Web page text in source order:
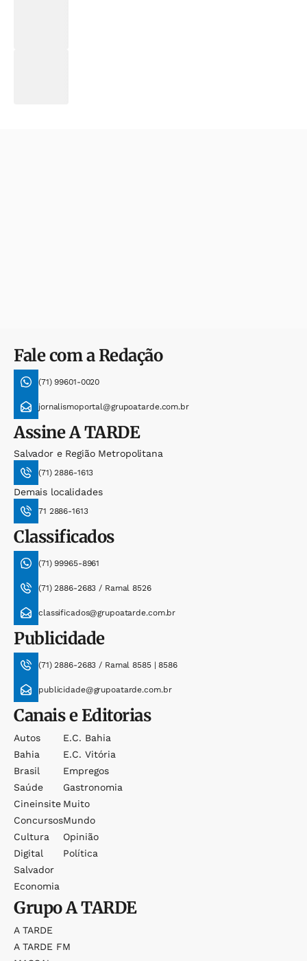
Fale com a Redação
(71) 99601-0020
jornalismoportal@grupoatarde.com.br
AssineA TARDE
Salvador e Região Metropolitana
(71) 2886-1613
Demais localidades
71 2886-1613
Classificados
(71) 99965-8961
(71) 2886-2683 / Ramal 8526
classificados@grupoatarde.com.br
Publicidade
(71) 2886-2683 / Ramal 8585 | 8586
publicidade@grupoatarde.com.br
Canais e Editorias
Autos
Bahia
Brasil
Saúde
Cineinsite
Concursos
Cultura
Digital
Salvador
Economia
E.c. Bahia
E.c. Vitória
Empregos
Gastronomia
Muito
Mundo
Opinião
Política
GrupoA TARDE
A TARDE
A TARDE FM